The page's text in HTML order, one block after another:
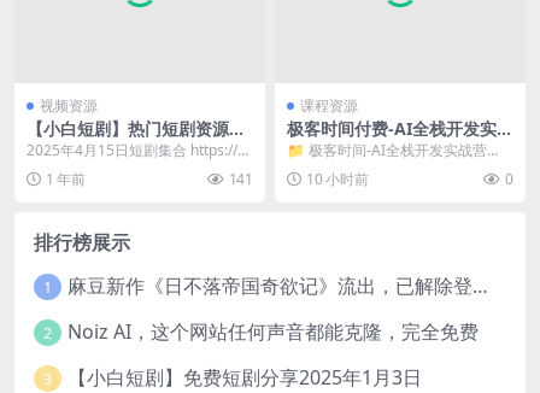
视频资源
【小白短剧】热门短剧资源分
享2025年4月15日
2025年4月15日短剧集合 https://p
an.quark.cn/s/bf...
1 年前 141
课程资源
极客时间付费-AI全栈开发实战
营（完结）
📁 极客时间-AI全栈开发实战营
（完结） 📁 第十四章：FastG...
10 小时前 0
排行榜展示
1 麻豆新作《日不落帝国奇欲记》流出，已解除登录验证！
2 Noiz AI，这个网站任何声音都能克隆，完全免费
3 【小白短剧】免费短剧分享2025年1月3日